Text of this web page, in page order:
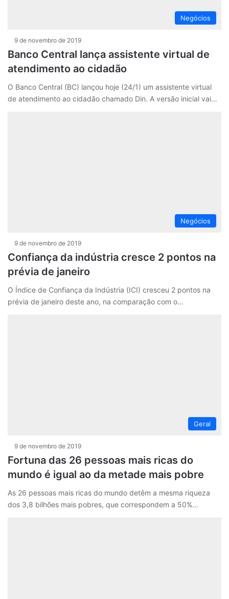
Negócios
9 de novembro de 2019
Banco Central lança assistente virtual de
atendimento ao cidadão
O Banco Central (BC) lançou hoje (24/1) um assistente virtual
de atendimento ao cidadão chamado Din. A versão inicial vai…
Negócios
9 de novembro de 2019
Confiança da indústria cresce 2 pontos na
prévia de janeiro
O Índice de Confiança da Indústria (ICI) cresceu 2 pontos na
prévia de janeiro deste ano, na comparação com o…
Geral
9 de novembro de 2019
Fortuna das 26 pessoas mais ricas do
mundo é igual ao da metade mais pobre
As 26 pessoas mais ricas do mundo detêm a mesma riqueza
dos 3,8 bilhões mais pobres, que correspondem a 50%…